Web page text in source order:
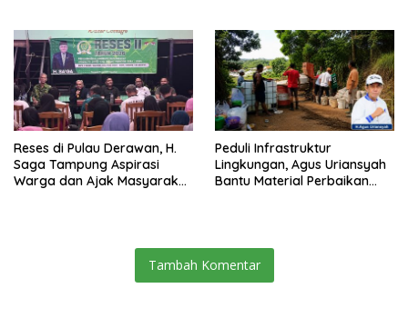
Reses di Pulau Derawan, H.
Saga Tampung Aspirasi
Warga dan Ajak Masyarakat
Peduli Infrastruktur
Lingkungan, Agus Uriansyah
Bantu Material Perbaikan
Tambah Komentar